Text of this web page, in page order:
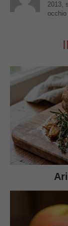
2013,
occhio